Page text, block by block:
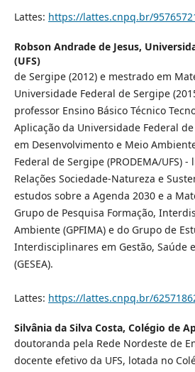
Lattes: https://lattes.cnpq.br/
Robson Andrade de Jesus,
(UFS)
de Sergipe (2012) e mestrado em
Universidade Federal de Sergipe
professor Ensino Básico Técnico
Aplicação da Universidade Federal
em Desenvolvimento e Meio
Federal de Sergipe (PRODEMA/UFS)
Relações Sociedade-Natureza e
estudos sobre a Agenda 2030 e a
Grupo de Pesquisa Formação,
Ambiente (GPFIMA) e do Grupo de
Interdisciplinares em Gestão, Saúde
(GESEA).
Lattes: https://lattes.cnpq.br/
Silvânia da Silva Costa, Colégio de
doutoranda pela Rede Nordeste de
docente efetivo da UFS, lotada no